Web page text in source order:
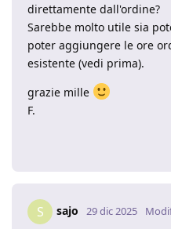
direttamente dall'ordine?
Sarebbe molto utile sia
poter aggiungere le ore
esistente (vedi prima).
grazie mille
F.
S sajo 29 dic 2025